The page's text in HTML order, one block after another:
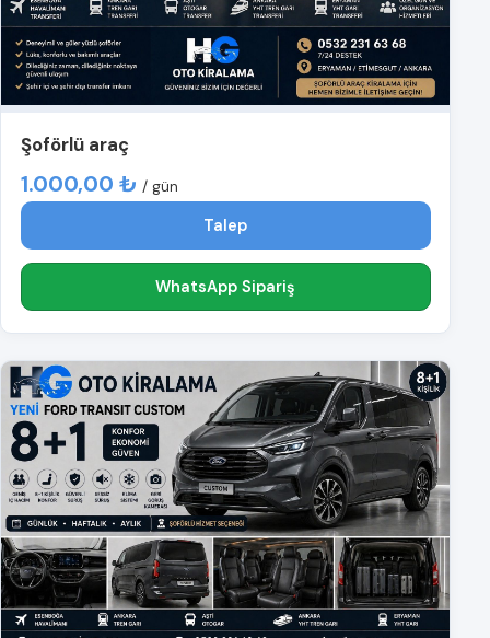
Şoförlü araç
1.000,00 ₺ / gün
Talep
WhatsApp Sipariş